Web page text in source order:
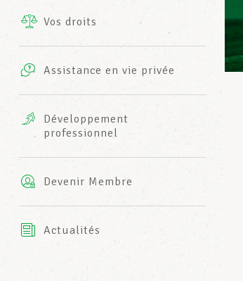
INFO-CENTER
Vos droits
Assistance en vie privée
complémentaires
AXA
Développement
professionnel
Devenir Membre
Actualités